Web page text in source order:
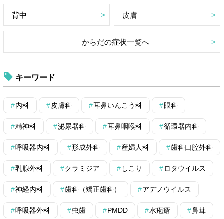
背中 皮膚
からだの症状一覧へ
キーワード
内科 皮膚科 耳鼻いんこう科 眼科
精神科 泌尿器科 耳鼻咽喉科 循環器内科
呼吸器内科 形成外科 産婦人科 歯科口腔外科
乳腺外科 クラミジア しこり ロタウイルス
神経内科 歯科（矯正歯科） アデノウイルス
呼吸器外科 虫歯 PMDD 水疱瘡 鼻茸